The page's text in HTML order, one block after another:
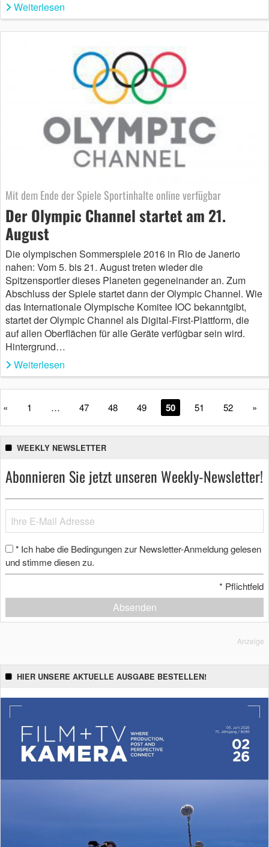
Weiterlesen
Mit dem Ende der Spiele Sportinhalte online verfügbar
Der Olympic Channel startet am 21.
August
Die olympischen Sommerspiele 2016 in Rio de Janerio
nahen: Vom 5. bis 21. August treten wieder die
Spitzensportler dieses Planeten gegeneinander an. Zum
Abschluss der Spiele startet dann der Olympic Channel. Wie
das Internationale Olympische Komitee IOC bekanntgibt,
startet der Olympic Channel als Digital-First-Plattform, die
auf allen Oberflächen für alle Geräte verfügbar sein wird.
Hintergrund…
Weiterlesen
« 1 … 47 48 49 50 51 52 »
WEEKLY NEWSLETTER
Abonnieren Sie jetzt unseren Weekly-Newsletter!
* Ich habe die Bedingungen zur Newsletter-Anmeldung gelesen
und stimme diesen zu.
* Pflichtfeld
Absenden
Anzeige
HIER UNSERE AKTUELLE AUSGABE BESTELLEN!